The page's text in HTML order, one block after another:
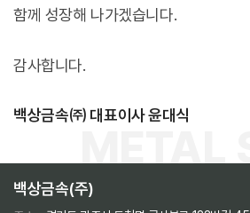
함께 성장해 나가겠습니다.
감사합니다.
백상금속㈜ 대표이사 윤대식
백상금속(주)